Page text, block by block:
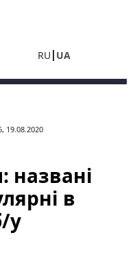
RU UA
19.08.2020
названі
в
у